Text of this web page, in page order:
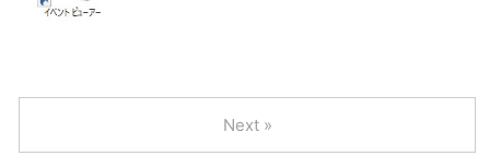
Next »